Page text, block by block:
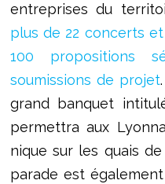
entreprises du
plus de 22 concerts
100 propositions
soumissions de projet
grand banquet
permettra aux
nique sur les quais
parade est